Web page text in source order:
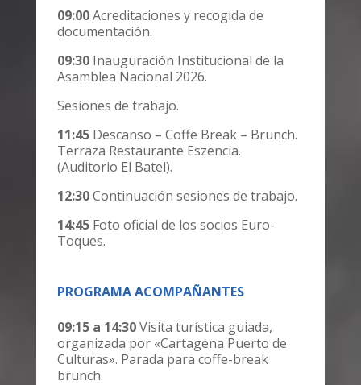
09:00Acreditaciones y recogida de
documentación.
09:30 Inauguración Institucional de la
Asamblea Nacional 2026.
Sesiones de trabajo.
11:45 Descanso – Coffe Break – Brunch.
Terraza Restaurante Eszencia.
(Auditorio El Batel).
12:30Continuación sesiones de trabajo.
14:45 Foto oficial de los socios Euro-
Toques.
PROGRAMA ACOMPAÑANTES
09:15 a 14:30Visita turística guiada,
organizada por «Cartagena Puerto de
Culturas». Parada para coffe-break
brunch.